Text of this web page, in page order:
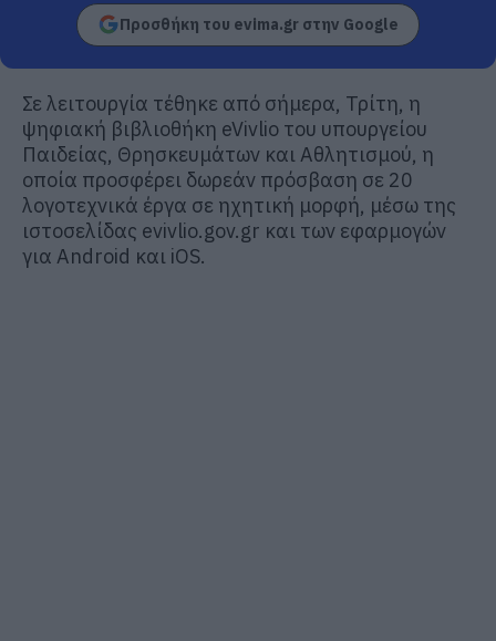
Προσθήκη του evima.gr στην Google
Σε λειτουργία τέθηκε από σήμερα, Τρίτη, η
ψηφιακή βιβλιοθήκη eVivlio του υπουργείου
Παιδείας, Θρησκευμάτων και Αθλητισμού, η
οποία προσφέρει δωρεάν πρόσβαση σε 20
λογοτεχνικά έργα σε ηχητική μορφή, μέσω της
ιστοσελίδας evivlio.gov.gr και των εφαρμογών
για Android και iOS.